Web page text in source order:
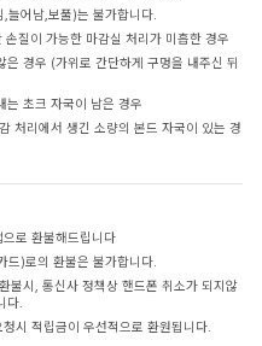
늘어남,보풀)는 불가합니다.
질이 가능한 마감실 처리가 미흡한 경우
경우 (가위로 간단하게 구멍을 내주신 뒤
는 초크 자국이 남은 경우
처리에서 생긴 소량의 본드 자국이 있는 경
로 환불해드립니다
드)로의 환불은 불가합니다.
불시, 통신사 정책상 핸드폰 취소가 되지않
다.
시 적립금이 우선적으로 환원됩니다.